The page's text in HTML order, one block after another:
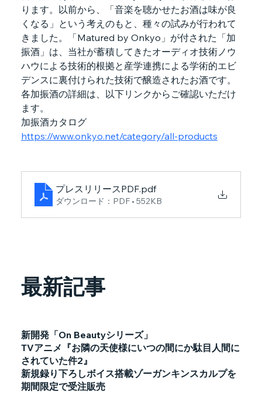
ります。以前から、「音楽を聴かせたお酒は味が良
くなる」という考えのもと、種々の試みが行われて
きました。「Matured by Onkyo」が付された「加
振酒」は、当社が蓄積してきたオーディオ技術ノウ
ハウによる技術的根拠と産学連携による学術的エビ
デンスに裏付けられた技術で醸造されたお酒です。
各加振酒の詳細は、以下リンクからご確認いただけ
ます。
加振酒カタログ
https://www.onkyo.net/category/all-products
プレスリリースPDF.pdf
ダウンロード：PDF • 552KB
新開発「On Beautyシリーズ」
TVアニメ『お隣の天使様にいつの間にか駄目人間に
されていた件2』
新規録り下ろしボイス搭載ゾーガンキンスカルプを
期間限定で受注販売
最新記事